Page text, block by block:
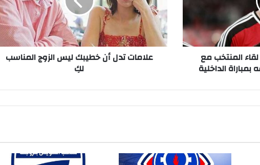
المنتخب مع
الداخلية
الزوج
المناسب
لكِ
علامات تدل أن خطيبك ليس الزوج المناسب
لكِ